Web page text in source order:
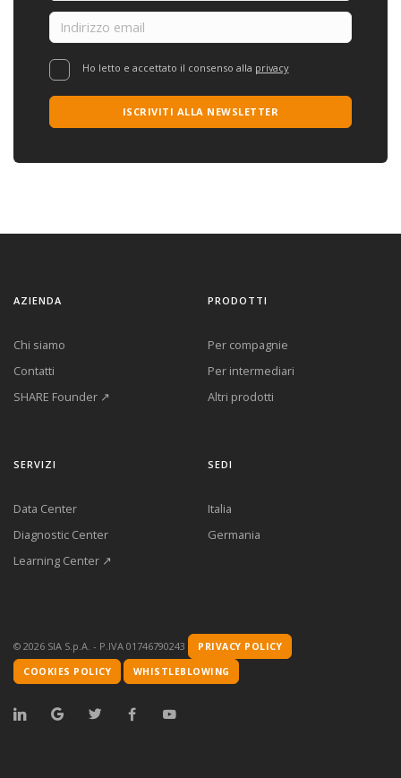
Ho letto e accettato il consenso alla privacy
ISCRIVITI ALLA NEWSLETTER
AZIENDA
Chi siamo
Contatti
SHARE Founder ↗
PRODOTTI
Per compagnie
Per intermediari
Altri prodotti
SERVIZI
Data Center
Diagnostic Center
Learning Center ↗
SEDI
Italia
Germania
© 2026 SIA S.p.A. - P.IVA 01746790243
PRIVACY POLICY
COOKIES POLICY
WHISTLEBLOWING